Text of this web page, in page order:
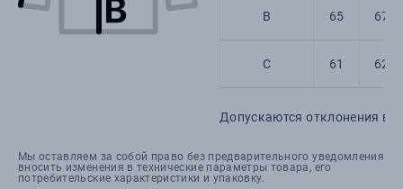
B 65 67
C 61 62
Допускаются отклонения в
Мы оставляем за собой право без предварительного уведомления
вносить изменения в технические параметры товара, его
потребительские характеристики и упаковку.